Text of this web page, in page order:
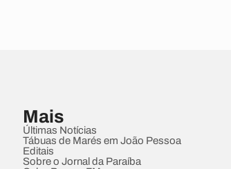
Mais
Últimas Notícias
Tábuas de Marés em João Pessoa
Editais
Sobre o Jornal da Paraíba